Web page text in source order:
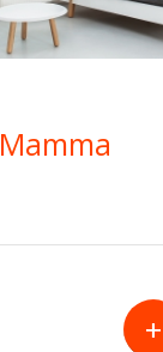
Mamma
+